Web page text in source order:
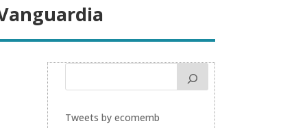
Tweets by ecomemb